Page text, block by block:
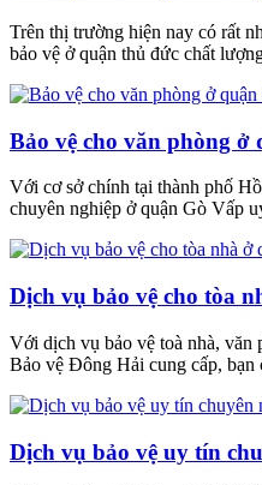
Trên thị trường hiện nay có rất
bảo vệ ở quận thủ đức chất
Bảo vệ cho văn phòng ở
Với cơ sở chính tại thành phố
chuyên nghiệp ở quận Gò Vấp
Dịch vụ bảo vệ cho tòa
Với dịch vụ bảo vệ toà nhà, văn
Bảo vệ Đông Hải cung cấp, bạn
Dịch vụ bảo vệ uy tín